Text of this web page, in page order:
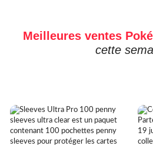
Meilleures ventes
cette